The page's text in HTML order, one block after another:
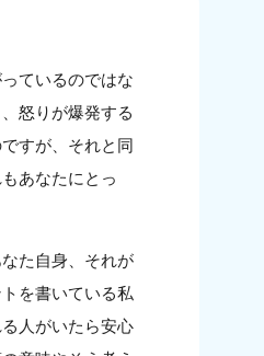
ているのではな
怒りが爆発する
すが、それと同
あなたにとっ
た自身、それが
を書いている私
人がいたら安心